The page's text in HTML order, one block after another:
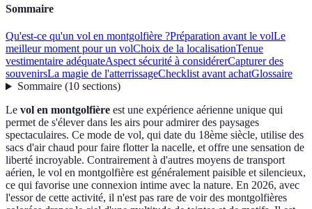
Sommaire
Qu'est-ce qu'un vol en montgolfière ?Préparation avant le volLe
meilleur moment pour un volChoix de la localisationTenue
vestimentaire adéquateAspect sécurité à considérerCapturer des
souvenirsLa magie de l'atterrissageChecklist avant achatGlossaire
Sommaire(10 sections)
Le vol en montgolfière est une expérience aérienne unique qui
permet de s'élever dans les airs pour admirer des paysages
spectaculaires. Ce mode de vol, qui date du 18ème siècle, utilise des
sacs d'air chaud pour faire flotter la nacelle, et offre une sensation de
liberté incroyable. Contrairement à d'autres moyens de transport
aérien, le vol en montgolfière est généralement paisible et silencieux,
ce qui favorise une connexion intime avec la nature. En 2026, avec
l'essor de cette activité, il n'est pas rare de voir des montgolfières